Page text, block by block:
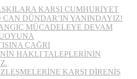
KARŞI CUMHURİYET
CAN DÜNDAR’IN YANINDAYIZ!
MÜCADELEYE DEVAM
ÇAĞRI
HAKLI TALEPLERİNİN
KARŞI DİRENİŞ